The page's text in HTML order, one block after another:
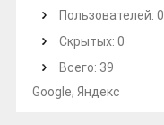
Пользователей: 0
Скрытых: 0
Всего: 39
Google, Яндекс